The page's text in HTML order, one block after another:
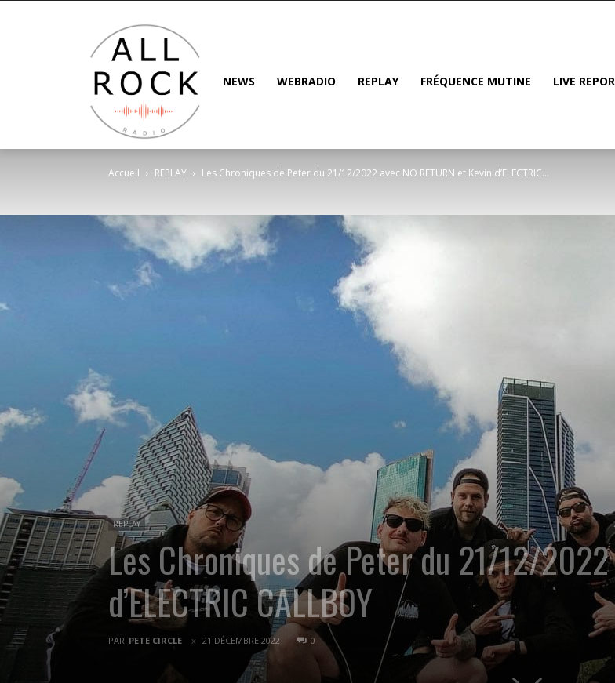
NEWS WEBRADIO REPLAY FRÉQUENCE MUTINE LIVE
Accueil REPLAY Les Chroniques de Peter du 21/12/2022 avec NO RETURN et Kevin d’ELECTRIC...
REPLAY
Les Chroniques de Peter du 21/12/2022
d’ELECTRIC CALLBOY
PAR PETE CIRCLE 21 DÉCEMBRE 2022 0